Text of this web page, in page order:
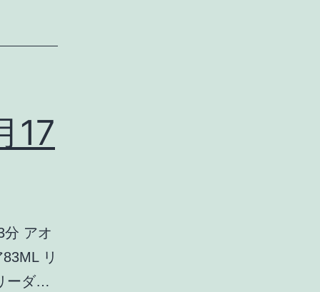
17
分 アオ
リ
ーダ…